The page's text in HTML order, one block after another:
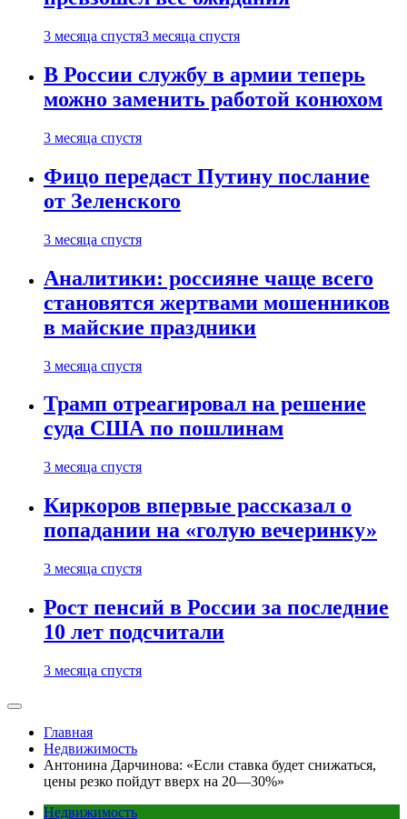
3 месяца спустя3 месяца спустя
В России службу в армии теперь
можно заменить работой конюхом
3 месяца спустя
Фицо передаст Путину послание
от Зеленского
3 месяца спустя
Аналитики: россияне чаще всего
становятся жертвами мошенников
в майские праздники
3 месяца спустя
Трамп отреагировал на решение
суда США по пошлинам
3 месяца спустя
Киркоров впервые рассказал о
попадании на «голую вечеринку»
3 месяца спустя
Рост пенсий в России за последние
10 лет подсчитали
3 месяца спустя
Главная
Недвижимость
Антонина Дарчинова: «Если ставка будет снижаться,
цены резко пойдут вверх на 20—30%»
Недвижимость